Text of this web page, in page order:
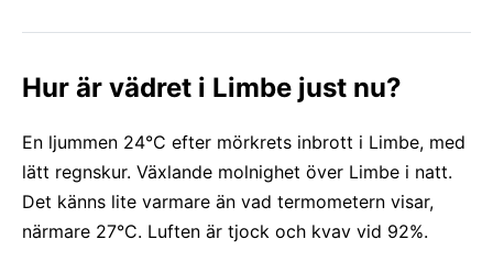
Hur är vädret i Limbe just nu?
En ljummen 24°C efter mörkrets inbrott i Limbe, med
lätt regnskur. Växlande molnighet över Limbe i natt.
Det känns lite varmare än vad termometern visar,
närmare 27°C. Luften är tjock och kvav vid 92%.